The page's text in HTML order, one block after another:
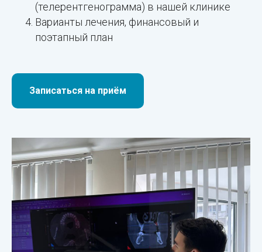
(телерентгенограмма) в нашей клинике
Варианты лечения, финансовый и
поэтапный план
Записаться на приём